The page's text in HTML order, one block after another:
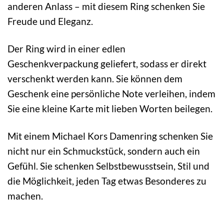
anderen Anlass – mit diesem Ring schenken Sie
Freude und Eleganz.
Der Ring wird in einer edlen
Geschenkverpackung geliefert, sodass er direkt
verschenkt werden kann. Sie können dem
Geschenk eine persönliche Note verleihen, indem
Sie eine kleine Karte mit lieben Worten beilegen.
Mit einem Michael Kors Damenring schenken Sie
nicht nur ein Schmuckstück, sondern auch ein
Gefühl. Sie schenken Selbstbewusstsein, Stil und
die Möglichkeit, jeden Tag etwas Besonderes zu
machen.